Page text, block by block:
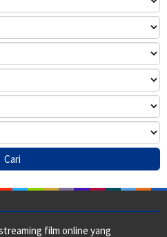
film online yang